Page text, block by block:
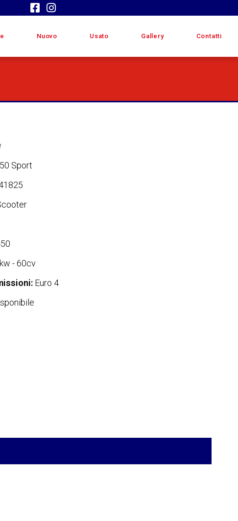
Nuovo Usato Gallery Contatti
Sport
- 60cv
Euro 4